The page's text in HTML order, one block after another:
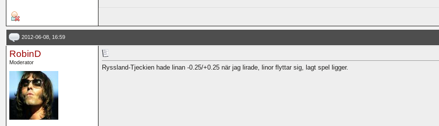
2012-06-08, 16:59
RobinD
Moderator
Ryssland-Tjeckien hade linan -0.25/+0.25 när jag lirade, linor flyttar sig, lagt spel ligger.